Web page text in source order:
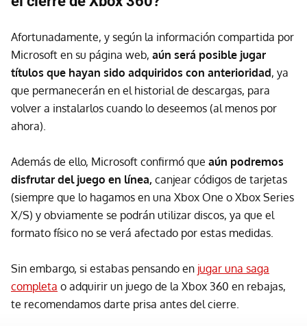
Afortunadamente, y según la información compartida por
Microsoft en su página web, aún será posible jugar
títulos que hayan sido adquiridos con anterioridad, ya
que permanecerán en el historial de descargas, para
volver a instalarlos cuando lo deseemos (al menos por
ahora).
Además de ello, Microsoft confirmó que aún podremos
disfrutar del juego en línea, canjear códigos de tarjetas
(siempre que lo hagamos en una Xbox One o Xbox Series
X/S) y obviamente se podrán utilizar discos, ya que el
formato físico no se verá afectado por estas medidas.
Sin embargo, si estabas pensando en jugar una saga
completa o adquirir un juego de la Xbox 360 en rebajas,
te recomendamos darte prisa antes del cierre.